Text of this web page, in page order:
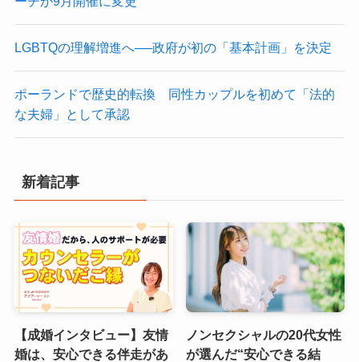
LGBTQの理解増進へ──政府が初の「基本計画」を決定
ポーランドで歴史的転換 同性カップルを初めて「法的
な夫婦」として承認
新着記事
【成婚インタビュー】友情
婚は、安心できる伴走があ
ノンセクシャルの20代女性
が選んだ“安心できる結